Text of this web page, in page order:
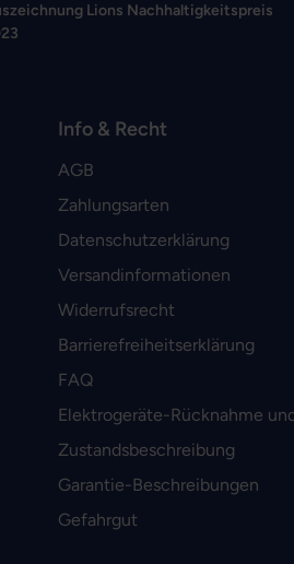
Lions Nachhaltigkeitspreis
Info & Recht
AGB
Zahlungsarten
Datenschutzerklärung
Versandinformationen
Widerrufsrecht
Barrierefreiheitserklärung
FAQ
Elektrogeräte-Rücknahme
Zustandsbeschreibung
Garantie-Beschreibungen
Gefahrgut